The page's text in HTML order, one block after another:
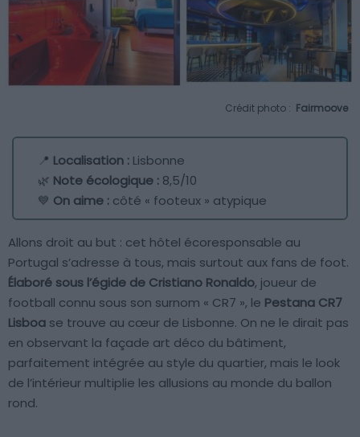
Crédit photo : Fairmoove
📍 Localisation : Lisbonne
🌿 Note écologique : 8,5/10
💙 On aime : côté « footeux » atypique
Allons droit au but : cet hôtel écoresponsable au
Portugal s’adresse à tous, mais surtout aux fans de foot.
Élaboré sous l’égide de Cristiano Ronaldo, joueur de
football connu sous son surnom « CR7 », le Pestana CR7
Lisboa se trouve au cœur de Lisbonne. On ne le dirait pas
en observant la façade art déco du bâtiment,
parfaitement intégrée au style du quartier, mais le look
de l’intérieur multiplie les allusions au monde du ballon
rond.